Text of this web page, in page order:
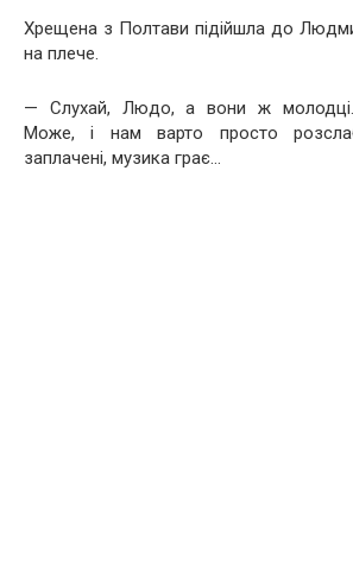
Хрещена з Полтави підійшла до
на плече.
— Слухай, Людо, а вони ж молодці.
Може, і нам варто просто
заплачені, музика грає…